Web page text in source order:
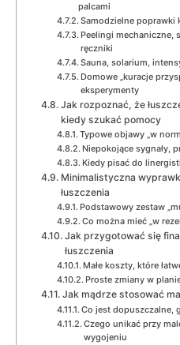
palcami
Samodzielne poprawki
Peelingi mechaniczne,
ręczniki
Sauna, solarium,
Domowe „kuracje
eksperymenty
Jak rozpoznać, że
kiedy szukać pomocy
Typowe objawy „w
Niepokojące sygnały,
Kiedy pisać do
Minimalistyczna
łuszczenia
Podstawowy zestaw
Co można mieć „w
Jak przygotować się
łuszczenia
Małe koszty, które
Proste zmiany w
Jak mądrze stosować
Co jest dopuszczalne,
Czego unikać przy
wygojeniu